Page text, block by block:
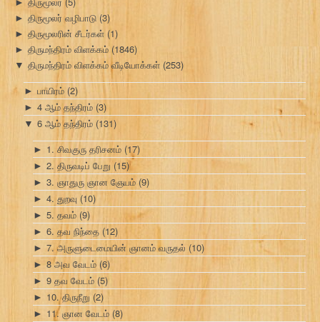
► திருமூலர் வழிபாடு (3)
► திருமூலரின் சீடர்கள் (1)
► திருமந்திரம் விளக்கம் (1846)
▼ திருமந்திரம் விளக்கம் வீடியோக்கள் (253)
► பாயிரம் (2)
► 4 ஆம் தந்திரம் (3)
▼ 6 ஆம் தந்திரம் (131)
► 1. சிவகுரு தரிசனம் (17)
► 2. திருவடிப் பேறு (15)
► 3. ஞாதுரு ஞான ஞேயம் (9)
► 4. துறவு (10)
► 5. தவம் (9)
► 6. தவ நிந்தை (12)
► 7. அருளுடைமையின் ஞானம் வருதல் (10)
► 8 அவ வேடம் (6)
► 9 தவ வேடம் (5)
► 10. திருநீறு (2)
► 11. ஞான வேடம் (8)